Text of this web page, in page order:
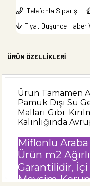
Telefonla Sipariş
Fiyat Düşünce Haber
ÜRÜN ÖZELLIKLERI
Ürün Tamamen
Pamuk Dışı Su
Malları Gibi
Kalınlığında
Miflonlu Araba
Ürün m2
Garantilidir,
Mevsim